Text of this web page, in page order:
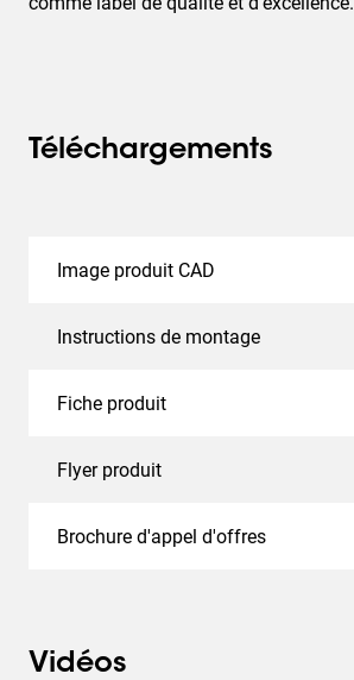
Téléchargements
Image produit CAD
Instructions de montage
Fiche produit
Flyer produit
Brochure d'appel d'offres
Vidéos